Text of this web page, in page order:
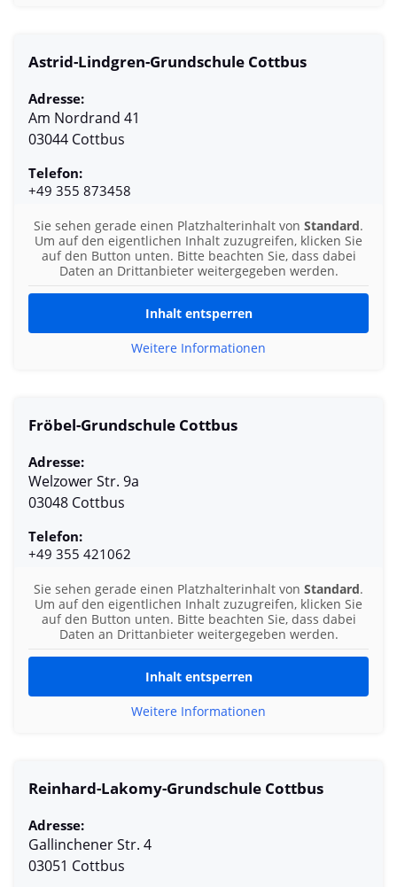
Astrid-Lindgren-Grundschule Cottbus
Adresse:
Am Nordrand 41
03044 Cottbus
Telefon:
+49 355 873458
Sie sehen gerade einen Platzhalterinhalt von Standard.
Um auf den eigentlichen Inhalt zuzugreifen, klicken Sie
auf den Button unten. Bitte beachten Sie, dass dabei
Daten an Drittanbieter weitergegeben werden.
Inhalt entsperren
Weitere Informationen
Fröbel-Grundschule Cottbus
Adresse:
Welzower Str. 9a
03048 Cottbus
Telefon:
+49 355 421062
Sie sehen gerade einen Platzhalterinhalt von Standard.
Um auf den eigentlichen Inhalt zuzugreifen, klicken Sie
auf den Button unten. Bitte beachten Sie, dass dabei
Daten an Drittanbieter weitergegeben werden.
Inhalt entsperren
Weitere Informationen
Reinhard-Lakomy-Grundschule Cottbus
Adresse:
Gallinchener Str. 4
03051 Cottbus